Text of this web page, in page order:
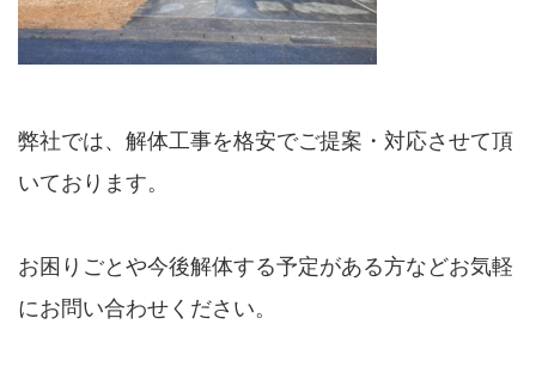
弊社では、解体工事を格安でご提案・対応させて頂
いております。
お困りごとや今後解体する予定がある方などお気軽
にお問い合わせください。